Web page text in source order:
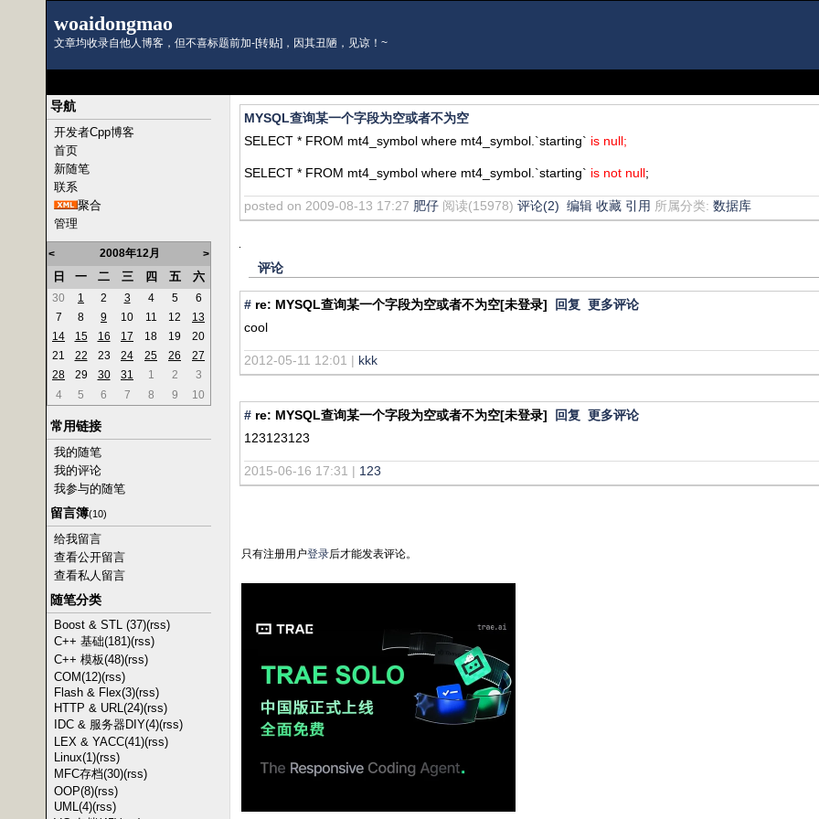
woaidongmao
文章均收录自他人博客，但不喜标题前加-[转贴]，因其丑陋，见谅！~
导航
开发者Cpp博客
首页
新随笔
联系
聚合
管理
< 2008年12月 >
日 一 二 三 四 五 六
30 1 2 3 4 5
6
7
8 9 10 11 12
13
14
15 16 17 18 19
20
21
22 23 24 25 26
27
28
29 30 31 1 2
3
4
5 6 7 8 9 10
常用链接
我的随笔
我的评论
我参与的随笔
留言簿(10)
给我留言
查看公开留言
查看私人留言
随笔分类
Boost & STL (37)(rss)
C++ 基础(181)(rss)
C++ 模板(48)(rss)
COM(12)(rss)
Flash & Flex(3)(rss)
HTTP & URL(24)(rss)
IDC & 服务器DIY(4)(rss)
LEX & YACC(41)(rss)
Linux(1)(rss)
MFC存档(30)(rss)
OOP(8)(rss)
UML(4)(rss)
MYSQL查询某一个字段为空或者不为空
SELECT * FROM mt4_symbol where mt4_symbol.`starting` is null;
SELECT * FROM mt4_symbol where mt4_symbol.`starting` is not null;
posted on 2009-08-13 17:27 肥仔 阅读(15978) 评论(2) 编辑 收藏 引用 所属分类: 数据库
评论
# re: MYSQL查询某一个字段为空或者不为空[未登录] 回复 更多评论
cool
2012-05-11 12:01 | kkk
# re: MYSQL查询某一个字段为空或者不为空[未登录] 回复 更多评论
123123123
2015-06-16 17:31 | 123
只有注册用户登录后才能发表评论。